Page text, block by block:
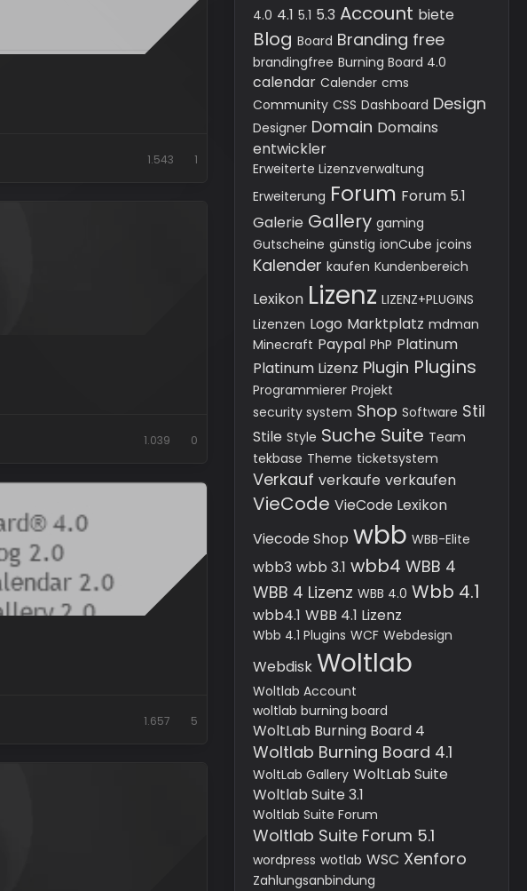
1.543 1
1.039 0
1.657 5
4.0 4.1 5.1 5.3 Account biete
Blog Board Branding free
brandingfree Burning Board 4.0
calendar Calender cms
Community CSS Dashboard Design
Designer Domain Domains
entwickler
Erweiterte Lizenzverwaltung
Erweiterung Forum Forum 5.1
Galerie Gallery gaming
Gutscheine günstig ionCube jcoins
Kalender kaufen Kundenbereich
Lexikon Lizenz LIZENZ+PLUGINS
Lizenzen Logo Marktplatz mdman
Minecraft Paypal PhP Platinum
Platinum Lizenz Plugin Plugins
Programmierer Projekt
security system Shop Software Stil
Stile Style Suche Suite Team
tekbase Theme ticketsystem
Verkauf verkaufe verkaufen
VieCode VieCode Lexikon
Viecode Shop wbb WBB-Elite
wbb3 wbb 3.1 wbb4 WBB 4
WBB 4 Lizenz WBB 4.0 Wbb 4.1
wbb4.1 WBB 4.1 Lizenz
Wbb 4.1 Plugins WCF Webdesign
Webdisk Woltlab
Woltlab Account
woltlab burning board
WoltLab Burning Board 4
Woltlab Burning Board 4.1
WoltLab Gallery WoltLab Suite
Woltlab Suite 3.1
Woltlab Suite Forum
Woltlab Suite Forum 5.1
wordpress wotlab WSC Xenforo
Zahlungsanbindung